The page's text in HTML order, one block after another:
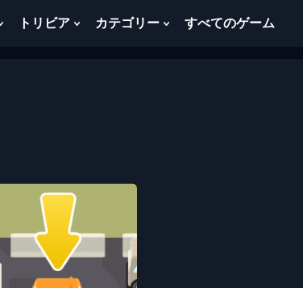
Showトリビア Showカテゴリー Showすべてのゲーム